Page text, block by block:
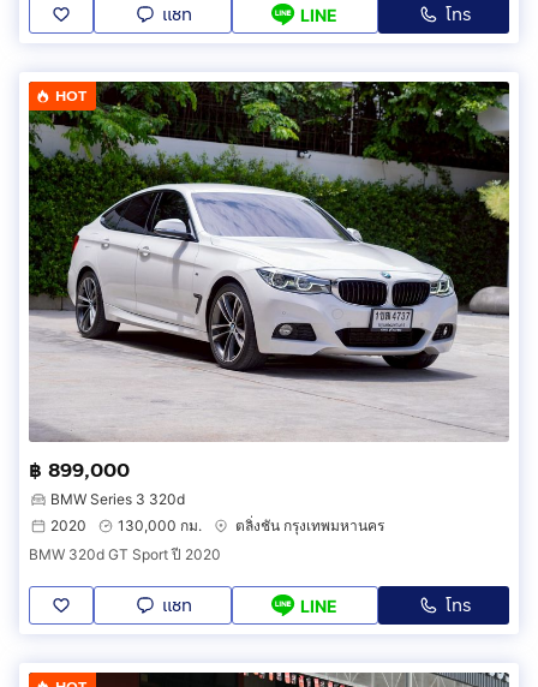
แชท LINE โทร
HOT
฿ 899,000
BMW Series 3 320d
2020
130,000 กม.
ตลิ่งชัน กรุงเทพมหานคร
BMW 320d GT Sport ปี 2020
แชท LINE โทร